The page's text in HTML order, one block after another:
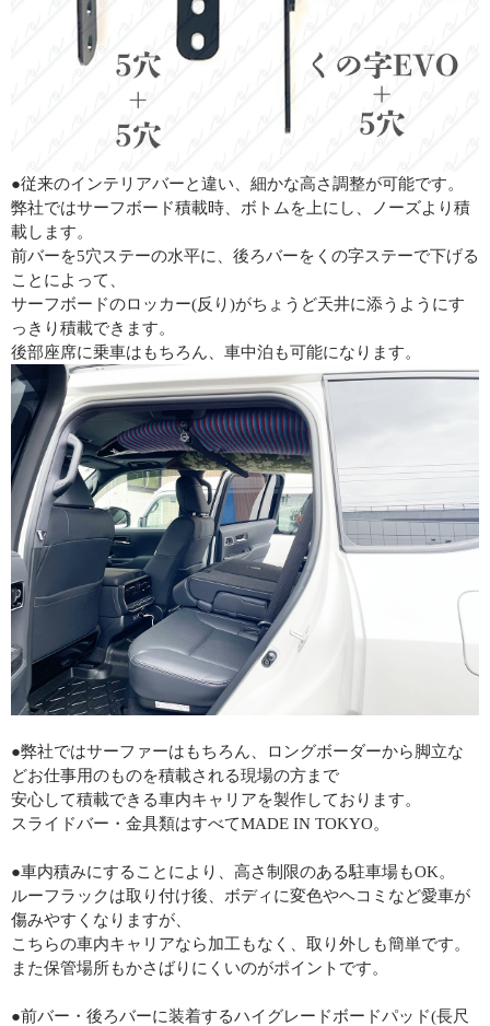
●従来のインテリアバーと違い、細かな高さ調整が可能です。
弊社ではサーフボード積載時、ボトムを上にし、ノーズより積
載します。
前バーを5穴ステーの水平に、後ろバーをくの字ステーで下げる
ことによって、
サーフボードのロッカー(反り)がちょうど天井に添うようにす
っきり積載できます。
後部座席に乗車はもちろん、車中泊も可能になります。
●弊社ではサーファーはもちろん、ロングボーダーから脚立な
どお仕事用のものを積載される現場の方まで
安心して積載できる車内キャリアを製作しております。
スライドバー・金具類はすべてMADE IN TOKYO。
●車内積みにすることにより、高さ制限のある駐車場もOK。
ルーフラックは取り付け後、ボディに変色やヘコミなど愛車が
傷みやすくなりますが、
こちらの車内キャリアなら加工もなく、取り外しも簡単です。
また保管場所もかさばりにくいのがポイントです。
●前バー・後ろバーに装着するハイグレードボードパッド(長尺